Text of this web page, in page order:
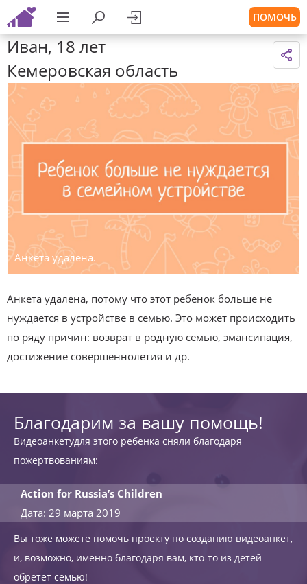
ПОМОЧЬ
Иван, 18 лет
Кемеровская область
Анкета удалена.
Анкета удалена, потому что этот ребенок больше не
нуждается в устройстве в семью. Это может происходить
по ряду причин: возврат в родную семью, эмансипация,
достижение совершеннолетия и др.
Благодарим за вашу помощь!
Видеоанкетудля этого ребенка сняли благодаря
пожертвованиям:
Action for Russia’s Children
Дата: 29 марта 2019
Вы тоже можете помочь проекту по созданию видеоанкет,
и, возможно, именно благодаря вам, кто-то из детей
обретет семью!